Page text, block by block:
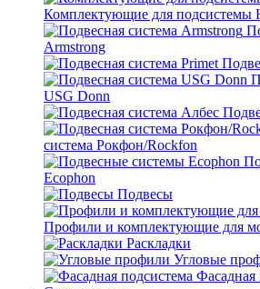
Комплектующие для
Armstrong
USG Donn
система Рокфон/Rockfon
Ecophon
Подвесы
Профили и комплектующие для
Раскладки
Угловые
Фасадная